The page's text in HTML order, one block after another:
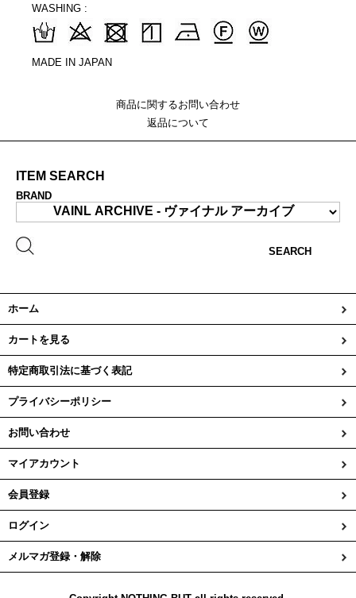
WASHING :
MADE IN JAPAN
商品に関するお問い合わせ
返品について
ITEM SEARCH
BRAND
SEARCH
ホーム
カートを見る
特定商取引法に基づく表記
プライバシーポリシー
お問い合わせ
マイアカウント
会員登録
ログイン
メルマガ登録・解除